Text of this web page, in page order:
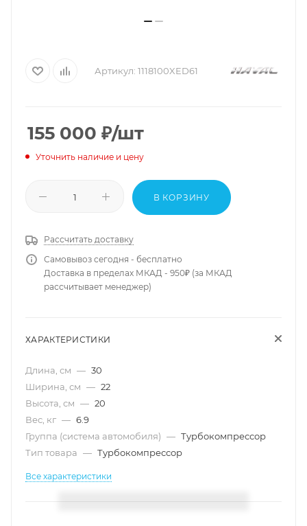
Артикул: 1118100XED61
155 000 ₽/шт
Уточнить наличие и цену
В КОРЗИНУ
Рассчитать доставку
Самовывоз сегодня - бесплатно
Доставка в пределах МКАД - 950₽ (за МКАД
рассчитывает менеджер)
ХАРАКТЕРИСТИКИ
Длина, см — 30
Ширина, см — 22
Высота, см — 20
Вес, кг — 6.9
Группа (система автомобиля) — Турбокомпрессор
Тип товара — Турбокомпрессор
Все характеристики